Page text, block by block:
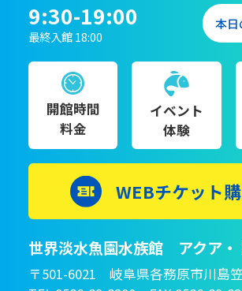
9:30-19:00
最終入館 18:00
本日
開館時間
料金
イベント
体験
WEBチケット
世界淡水魚園水族館 アクア・
〒501-6021 岐阜県各務原市川島